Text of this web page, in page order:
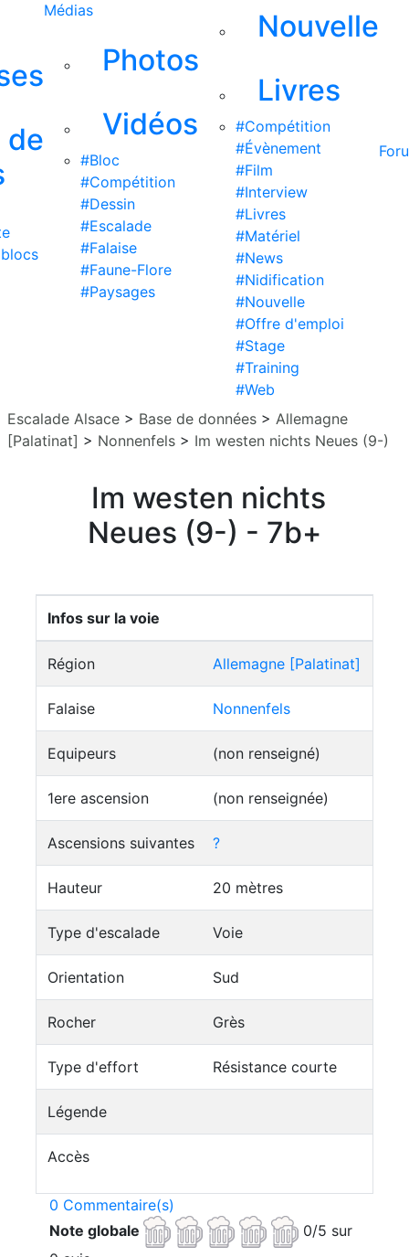
de
Médias
Photos
Vidéos
#Bloc
#Compétition
#Dessin
#Escalade
#Falaise
#Faune-Flore
#Paysages
Nouvelle
Livres
#Compétition
#Évènement
#Film
#Interview
#Livres
#Matériel
#News
#Nidification
#Nouvelle
#Offre d'emploi
#Stage
#Training
#Web
Escalade Alsace > Base de données > Allemagne
[Palatinat] > Nonnenfels > Im westen nichts Neues (9-)
Im westen nichts
Neues (9-) - 7b+
Infos sur la voie
Région Allemagne [Palatinat]
Falaise Nonnenfels
Equipeurs (non renseigné)
1ere ascension (non renseignée)
Ascensions suivantes ?
Hauteur 20 mètres
Type d'escalade Voie
Orientation Sud
Rocher Grès
Type d'effort Résistance courte
Légende
Accès
0 Commentaire(s)
Note globale
0/5 sur